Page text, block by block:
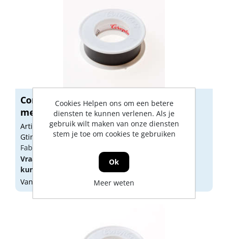
Coroplast 302 tape zwart 15mm x 4.5
mete...
Artikelnummer: 1470201
Gtin: 8712251012870
Fabrikant artikel nummer: 440014
Vraag een
aan oflog in
kunnen zien.
Vandaag besteld, morgen geleverd
Cookies Helpen ons om een betere
diensten te kunnen verlenen. Als je
gebruik wilt maken van onze diensten
stem je toe om cookies te gebruiken
Ok
Meer weten